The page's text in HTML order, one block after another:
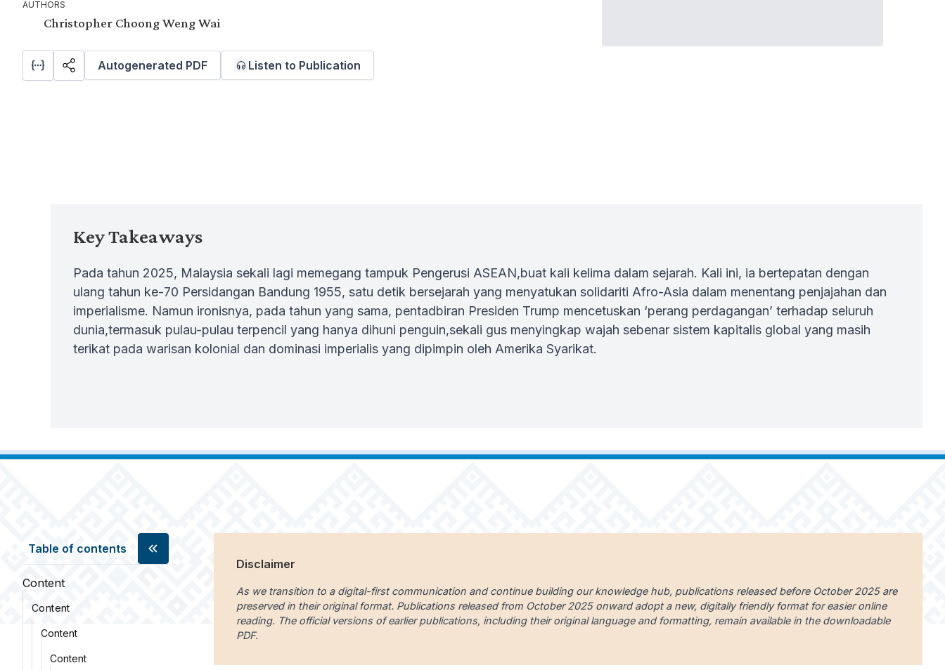
AUTHORS
Christopher Choong Weng Wai
Autogenerated PDF Listen to Publication
Key Takeaways
Pada tahun 2025, Malaysia sekali lagi memegang tampuk Pengerusi ASEAN,buat kali kelima dalam sejarah. Kali ini, ia bertepatan dengan
ulang tahun ke-70 Persidangan Bandung 1955, satu detik bersejarah yang menyatukan solidariti Afro-Asia dalam menentang penjajahan dan
imperialisme. Namun ironisnya, pada tahun yang sama, pentadbiran Presiden Trump mencetuskan ‘perang perdagangan’ terhadap seluruh
dunia,termasuk pulau-pulau terpencil yang hanya dihuni penguin,sekali gus menyingkap wajah sebenar sistem kapitalis global yang masih
terikat pada warisan kolonial dan dominasi imperialis yang dipimpin oleh Amerika Syarikat.
Table of contents
Content
Content
Content
Content
Disclaimer
As we transition to a digital-first communication and continue building our knowledge hub, publications released before October 2025 are
preserved in their original format. Publications released from October 2025 onward adopt a new, digitally friendly format for easier online
reading. The official versions of earlier publications, including their original language and formatting, remain available in the downloadable
PDF.